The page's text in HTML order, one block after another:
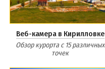
Веб-камера в Кирилловке
Обзор курорта с 15 различных
точек